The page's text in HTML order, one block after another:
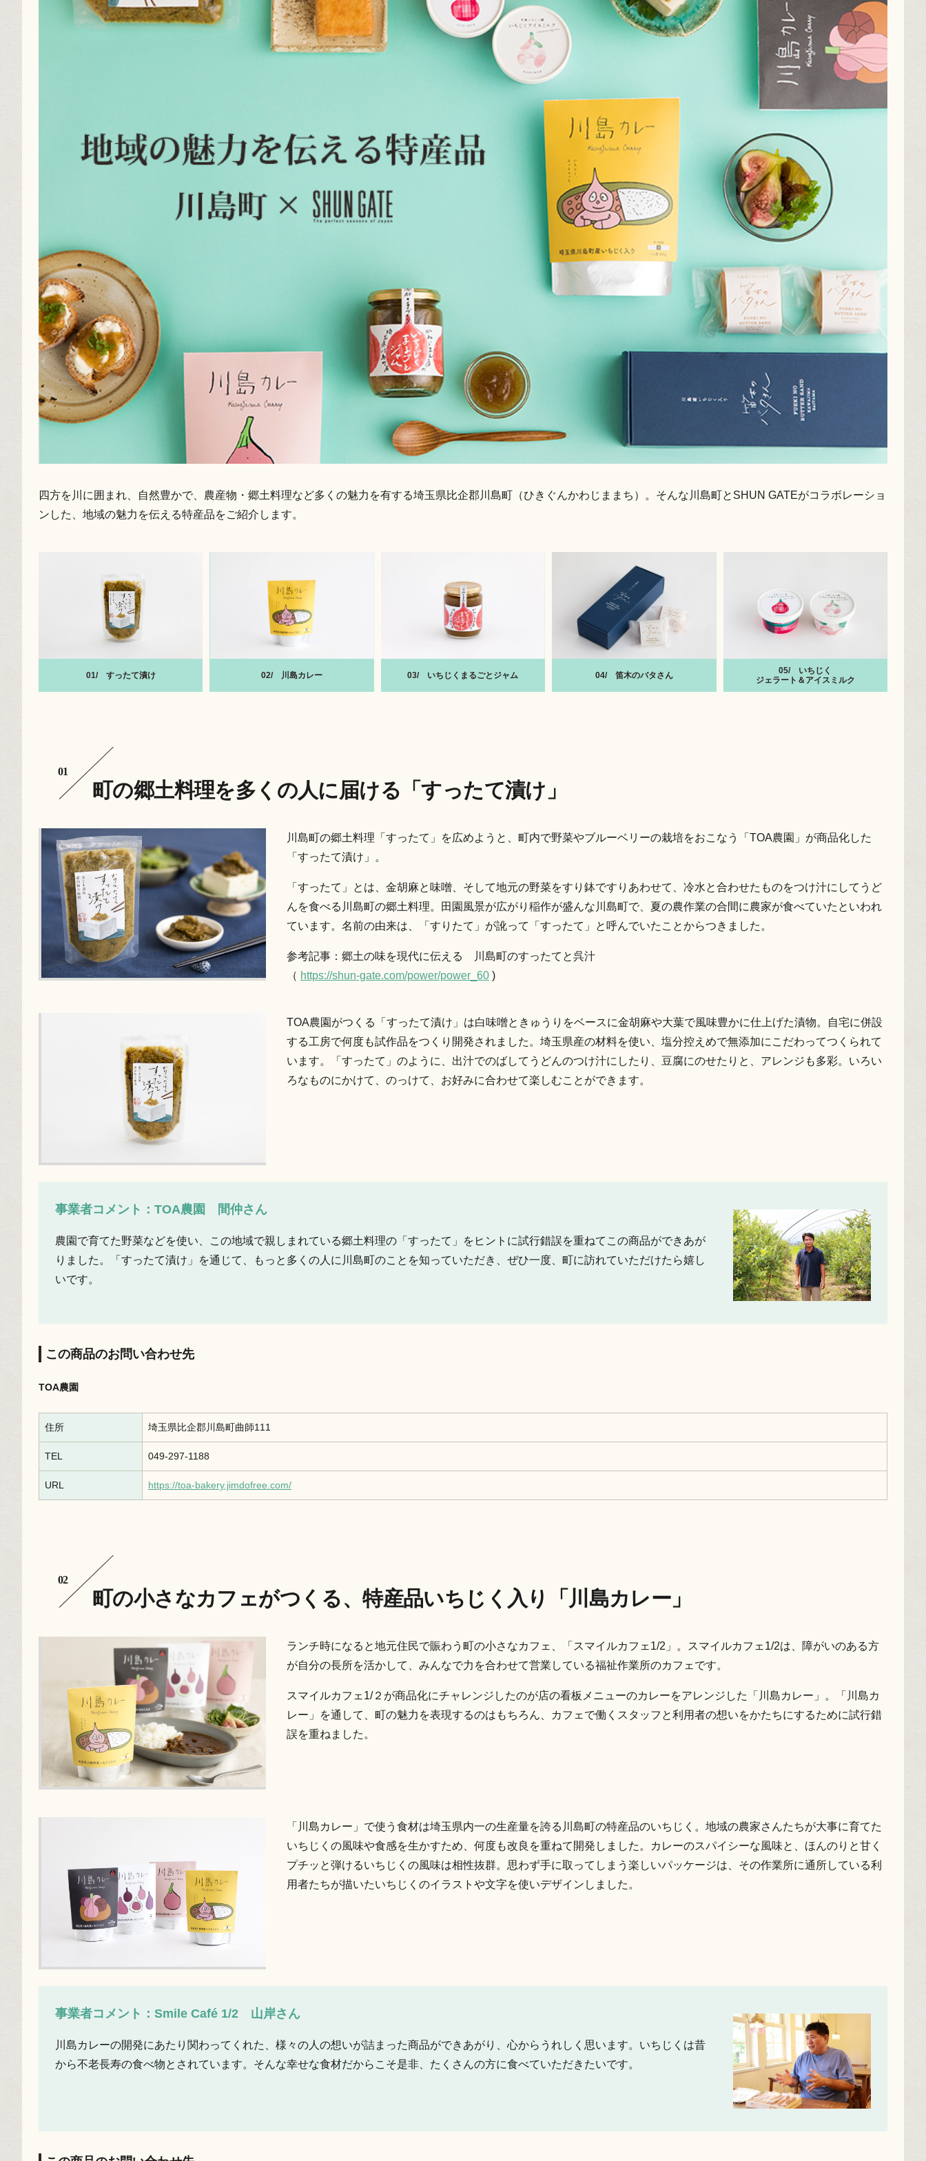
四方を川に囲まれ、自然豊かで、農産物・郷土料理など多くの魅力を有する埼玉県比企郡川島町（ひきぐんかわじままち）。そんな川島町とSHUN GATEがコラボレーショ
ンした、地域の魅力を伝える特産品をご紹介します。
01/ すったて漬け 02/ 川島カレー 03/ いちじくまるごとジャム 04/ 笛木のバタさん 05/ いちじく
ジェラート＆ アイスミルク
町の郷土料理を多くの人に届ける 「すったて漬け」
川島町の郷土料理「すったて」を広めようと、町内で野菜やブルーベリーの栽培をおこなう「TOA農園」が商品化した
「すったて漬け」。
「すったて」とは、金胡麻と味噌、そして地元の野菜をすり鉢ですりあわせて、冷水と合わせたものをつけ汁にしてうど
んを食べる川島町の郷土料理。田園風景が広がり稲作が盛んな川島町で、夏の農作業の合間に農家が食べていたといわれ
ています。名前の由来は、「すりたて」が訛って「すったて」と呼んでいたことからつきました。
参考記事：郷土の味を現代に伝える 川島町のすったてと呉汁
（ https://shun-gate.com/power/power_60 )
TOA農園がつくる「すったて漬け」は白味噌ときゅうりをベースに金胡麻や大葉で風味豊かに仕上げた漬物。自宅に併設
する工房で何度も試作品をつくり開発されました。埼玉県産の材料を使い、塩分控えめで無添加にこだわってつくられて
います。「すったて」のように、出汁でのばしてうどんのつけ汁にしたり、豆腐にのせたりと、アレンジも多彩。いろい
ろなものにかけて、のっけて、お好みに合わせて楽しむことができます。
事業者コメント：TOA農園 間仲さん
農園で育てた野菜などを使い、この地域で親しまれている郷土料理の「すったて」をヒントに試行錯誤を重ねてこの商品ができあが
りました。「すったて漬け」を通じて、もっと多くの人に川島町のことを知っていただき、ぜひ一度、町に訪れていただけたら嬉し
いです。
この商品のお問い合わせ先
TOA農園
住所 埼玉県比企郡川島町曲師111
TEL 049-297-1188
URL https://toa-bakery.jimdofree.com/
町の小さなカフェがつくる、特産品いちじく入り「川島カレー」
ランチ時になると地元住民で賑わう町の小さなカフェ、「スマイルカフェ1/2」。スマイルカフェ1/2は、障がいのある方
が自分の長所を活かして、みんなで力を合わせて営業している福祉作業所のカフェです。
スマイルカフェ1/２が商品化にチャレンジしたのが店の看板メニューのカレーをアレンジした「川島カレー」。「川島カ
レー」を通して、町の魅力を表現するのはもちろん、カフェで働くスタッフと利用者の想いをかたちにするために試行錯
誤を重ねました。
「川島カレー」で使う食材は埼玉県内一の生産量を誇る川島町の特産品のいちじく。地域の農家さんたちが大事に育てた
いちじくの風味や食感を生かすため、何度も改良を重ねて開発しました。カレーのスパイシーな風味と、ほんのりと甘く
プチッと弾けるいちじくの風味は相性抜群。思わず手に取ってしまう楽しいパッケージは、その作業所に通所している利
用者たちが描いたいちじくのイラストや文字を使いデザインしました。
事業者コメント：Smile Café 1/2 山岸さん
川島カレーの開発にあたり関わってくれた、様々の人の想いが詰まった商品ができあがり、心からうれしく思います。いちじくは昔
から不老長寿の食べ物とされています。そんな幸せな食材だからこそ是非、たくさんの方に食べていただきたいです。